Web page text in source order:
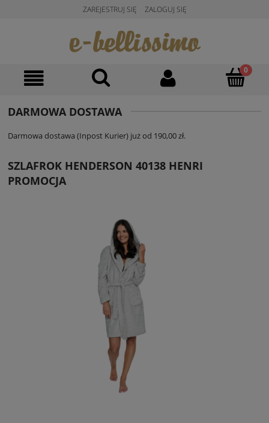
ZAREJESTRUJ SIĘ ZALOGUJ SIĘ
DARMOWA DOSTAWA
Darmowa dostawa (Inpost Kurier) już od 190,00 zł.
SZLAFROK HENDERSON 40138 HENRI
PROMOCJA